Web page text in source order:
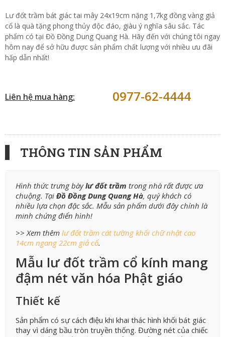
Lư đốt trầm bát giác tai mây 24x19cm nặng 1,7kg đồng vàng giả
cổ là quà tặng phong thủy độc đáo, giàu ý nghĩa sâu sắc. Tác
phẩm có tại Đồ Đồng Dung Quang Hà. Hãy đến với chúng tôi ngay
hôm nay để sở hữu được sản phẩm chất lượng với nhiều ưu đãi
hấp dẫn nhất!
Liên hệ mua hàng: 0977-62-4444
THÔNG TIN SẢN PHẨM
Hình thức trưng bàylư đốt trầm trong nhà rất được ưa
chuộng. Tại Đồ Đồng Dung Quang Hà, quý khách có
nhiều lựa chọn đặc sắc. Mẫu sản phẩm dưới đây chính là
minh chứng điển hình!
>> Xem thêm lư đốt trầm cát tường khối chữ nhật cao
14cm ngang 22cm giả cổ.
Mẫu lư đốt trầm cổ kính mang
đậm nét văn hóa Phật giáo
Thiết kế
Sản phẩm có sự cách điệu khi khai thác hình khối bát giác
thay vì dáng bầu tròn truyền thống. Đường nét của chiếc